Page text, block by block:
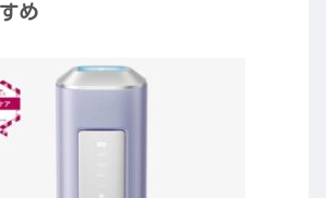
め